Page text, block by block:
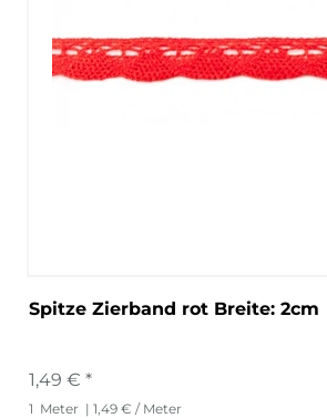
Spitze Zierband rot Breite: 2cm
1,49 € *
1 Meter | 1,49 € / Meter